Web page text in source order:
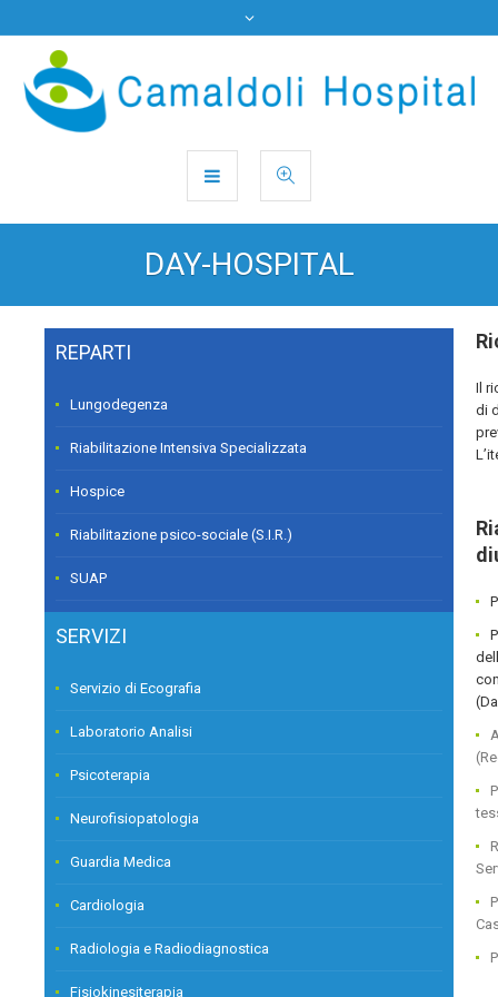
DAY-HOSPITAL
REPARTI
Lungodegenza
Riabilitazione Intensiva Specializzata
Hospice
Riabilitazione psico-sociale (S.I.R.)
SUAP
SERVIZI
Servizio di Ecografia
Laboratorio Analisi
Psicoterapia
Neurofisiopatologia
Guardia Medica
Cardiologia
Radiologia e Radiodiagnostica
Fisiokinesiterapia
Il
di